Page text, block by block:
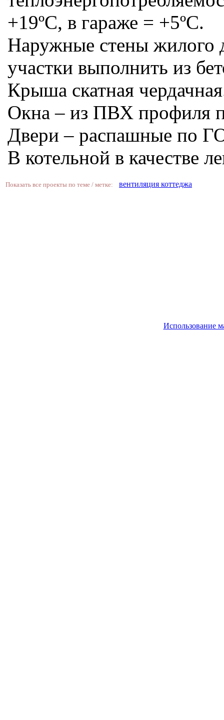
+19ºС, в гараже = +5ºС.
Наружные стены жилого
участки выполнить из
Крыша скатная
Окна – из ПВХ профиля
Двери – распашные по
В котельной в качестве
Показать все проекты по теме / метке: вентиляция коттеджа
Использование